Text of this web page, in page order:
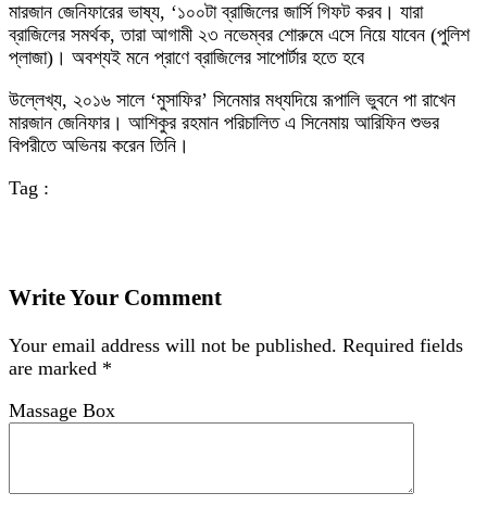
মারজান জেনিফারের ভাষ্য, ‘১০০টা ব্রাজিলের জার্সি গিফট করব। যারা
ব্রাজিলের সমর্থক, তারা আগামী ২৩ নভেম্বর শোরুমে এসে নিয়ে যাবেন (পুলিশ
প্লাজা)। অবশ্যই মনে প্রাণে ব্রাজিলের সাপোর্টার হতে হবে
উল্লেখ্য, ২০১৬ সালে ‘মুসাফির’ সিনেমার মধ্যদিয়ে রূপালি ভুবনে পা রাখেন
মারজান জেনিফার। আশিকুর রহমান পরিচালিত এ সিনেমায় আরিফিন শুভর
বিপরীতে অভিনয় করেন তিনি।
Tag :
Write Your Comment
Your email address will not be published. Required fields
are marked *
Massage Box